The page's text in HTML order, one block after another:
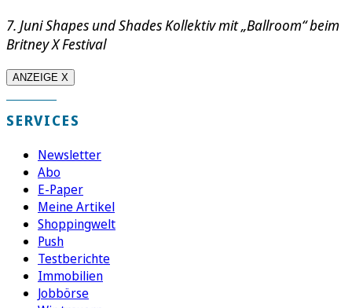
7. Juni Shapes und Shades Kollektiv mit „Ballroom“ beim
Britney X Festival
ANZEIGE X
SERVICES
Newsletter
Abo
E-Paper
Meine Artikel
Shoppingwelt
Push
Testberichte
Immobilien
Jobbörse